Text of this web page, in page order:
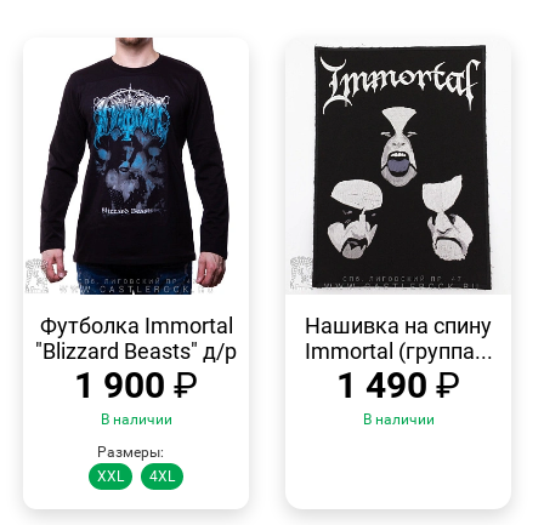
ПРОСМОТР
Футболка Immortal
"Blizzard Beasts" д/р
1 900 ₽
В наличии
Размеры:
XXL
4XL
ПРОСМОТР
Нашивка на спину
Immortal (группа...
1 490 ₽
В наличии